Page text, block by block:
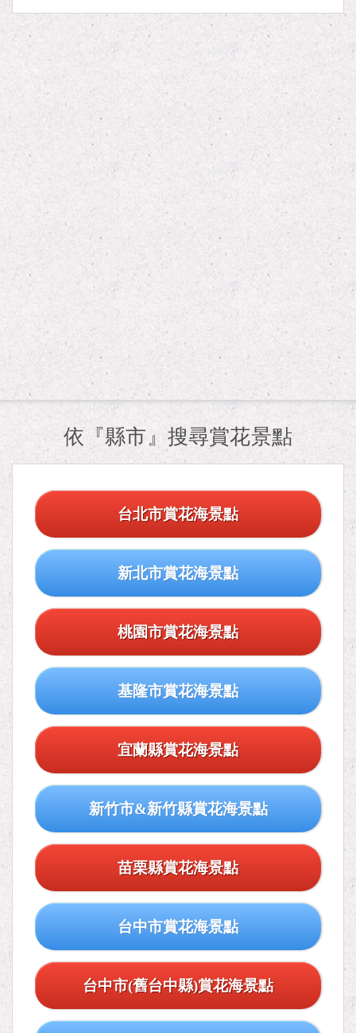
依『縣市』搜尋賞花景點
台北市賞花海景點
新北市賞花海景點
桃園市賞花海景點
基隆市賞花海景點
宜蘭縣賞花海景點
新竹市&新竹縣賞花海景點
苗栗縣賞花海景點
台中市賞花海景點
台中市(舊台中縣)賞花海景點